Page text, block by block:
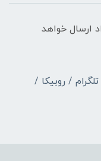
جدید ، یکشنبه ۱۸ مرداد ارسال خواهد
/ روبیکا /